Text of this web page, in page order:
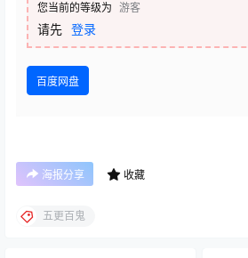
您当前的等级为 游客
请先 登录
百度网盘
海报分享 收藏
五更百鬼